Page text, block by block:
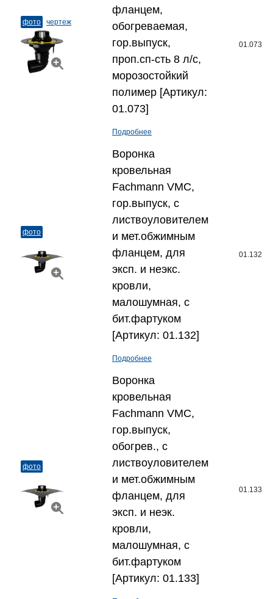
фото чертеж
фланцем,
обогреваемая,
гор.выпуск,
проп.сп-сть 8 л/c,
морозостойкий
полимер [Артикул:
01.073]
Подробнее
01.073
фото
Воронка
кровельная
Fachmann VMС,
гор.выпуск, с
листвоуловителем
и мет.обжимным
фланцем, для
эксп. и неэкс.
кровли,
малошумная, с
бит.фартуком
[Артикул: 01.132]
Подробнее
01.132
фото
Воронка
кровельная
Fachmann VMС,
гор.выпуск,
обогрев., с
листвоуловителем
и мет.обжимным
фланцем, для
эксп. и неэк.
кровли,
малошумная, с
бит.фартуком
[Артикул: 01.133]
01.133